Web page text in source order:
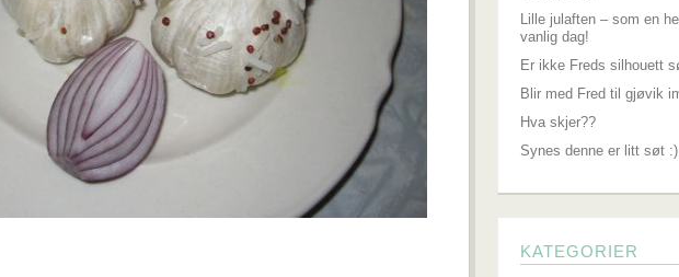
Lille julaften – som en
vanlig dag!
Er ikke Freds silhouett
Blir med Fred til gjøvik
Hva skjer??
Synes denne er litt søt :)
KATEGORIER